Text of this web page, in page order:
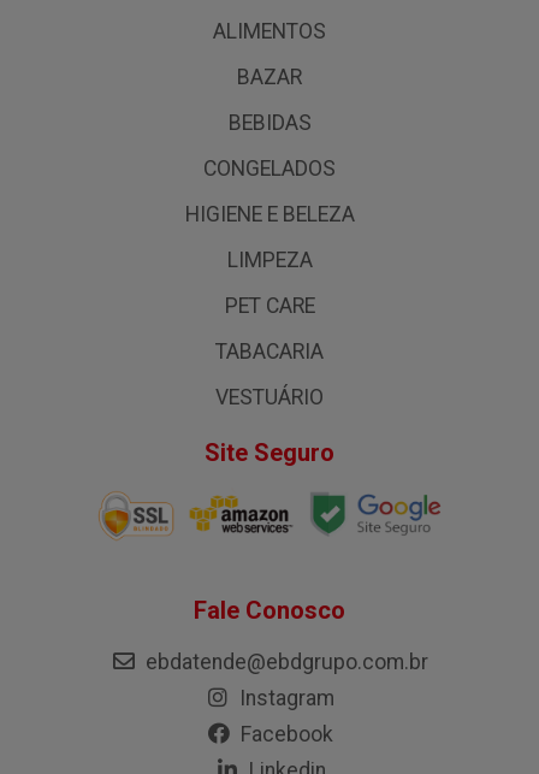
ALIMENTOS
BAZAR
BEBIDAS
CONGELADOS
HIGIENE E BELEZA
LIMPEZA
PET CARE
TABACARIA
VESTUÁRIO
Site Seguro
Fale Conosco
ebdatende@ebdgrupo.com.br
Instagram
Facebook